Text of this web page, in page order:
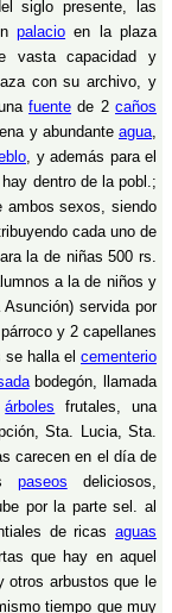
siglo presente, las
palacio en la plaza
vasta capacidad y
con su archivo, y
fuente de 2caños
y abundante agua,
, y además para el
dentro de la pobl.;
ambos sexos, siendo
cada uno de
la de niñas 500 rs.
a la de niños y
servida por
y 2 capellanes
halla el cementerio
bodegón, llamada
árboles frutales, una
Sta. Lucia, Sta.
carecen en el día de
paseos deliciosos,
por la parte sel. al
de ricasaguas
que hay en aquel
otros arbustos que le
tiempo que muy